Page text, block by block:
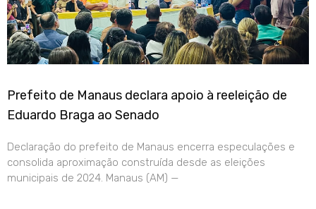
Prefeito de Manaus declara apoio à reeleição de
Eduardo Braga ao Senado
Declaração do prefeito de Manaus encerra especulações e
consolida aproximação construída desde as eleições
municipais de 2024. Manaus (AM) —